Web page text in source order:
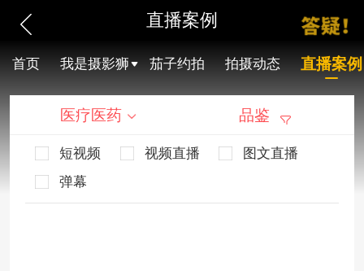
直播案例
首页 我是摄影狮 茄子约拍 拍摄动态 直播案例
医疗医药 品鉴
短视频 视频直播
图文直播
弹幕